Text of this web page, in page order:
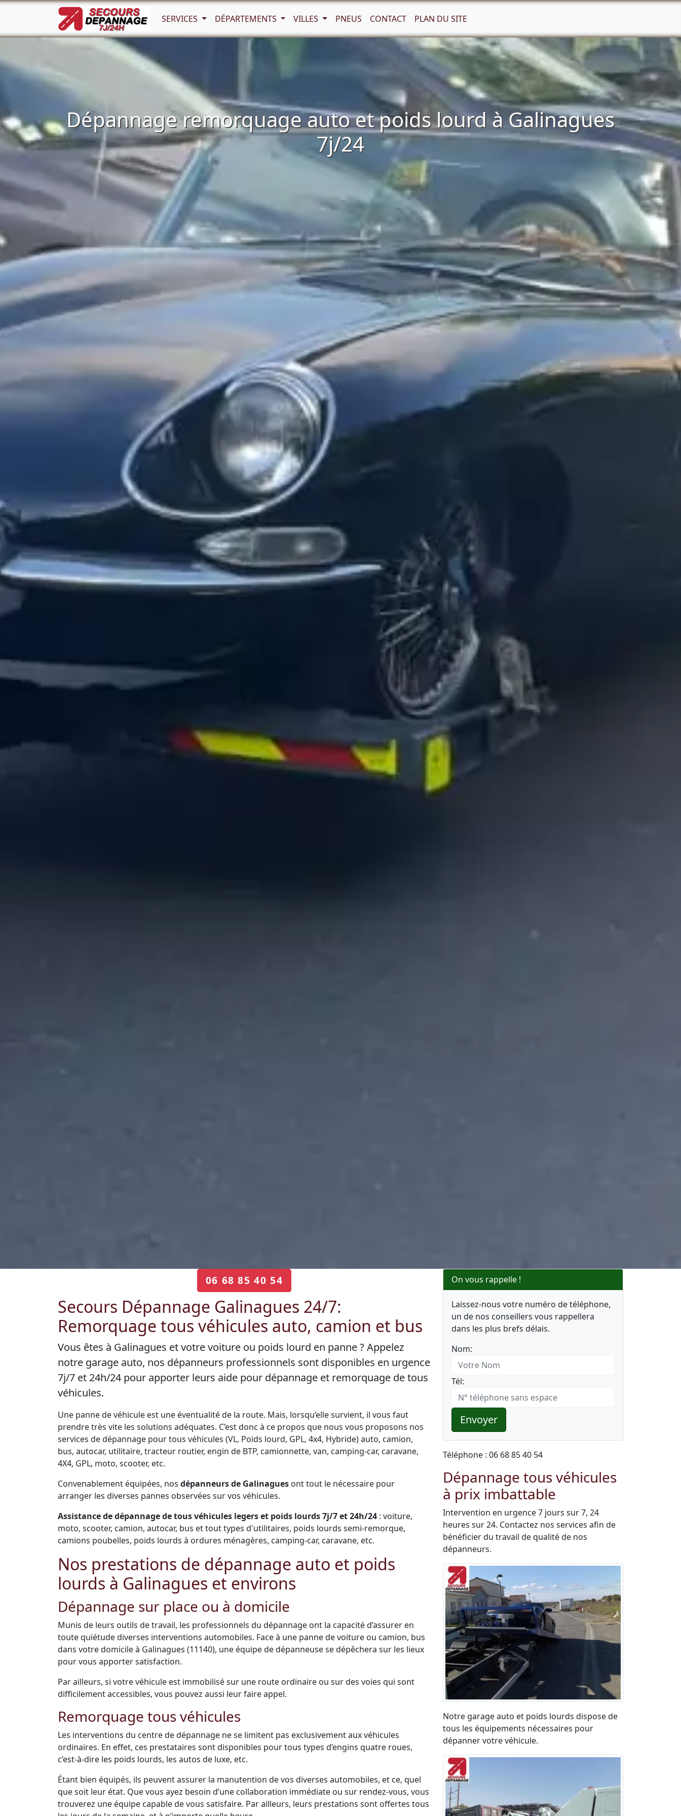
SERVICES DÉPARTEMENTS VILLES PNEUS CONTACT PLAN DU SITE
Dépannage remorquage auto et poids lourd à Galinagues
7j/24
06 68 85 40 54
Secours Dépannage Galinagues 24/7:
Remorquage tous véhicules auto, camion et bus
Vous êtes à Galinagues et votre voiture ou poids lourd en panne ? Appelez
notre garage auto, nos dépanneurs professionnels sont disponibles en urgence
7j/7 et 24h/24 pour apporter leurs aide pour dépannage et remorquage de tous
véhicules.
Une panne de véhicule est une éventualité de la route. Mais, lorsqu’elle survient, il vous faut
prendre très vite les solutions adéquates. C’est donc à ce propos que nous vous proposons nos
services de dépannage pour tous véhicules (VL, Poids lourd, GPL, 4x4, Hybride) auto, camion,
bus, autocar, utilitaire, tracteur routier, engin de BTP, camionnette, van, camping-car, caravane,
4X4, GPL, moto, scooter, etc.
Convenablement équipées, nos dépanneurs de Galinagues ont tout le nécessaire pour
arranger les diverses pannes observées sur vos véhicules.
Assistance de dépannage de tous véhicules legers et poids lourds 7j/7 et 24h/24 : voiture,
moto, scooter, camion, autocar, bus et tout types d'utilitaires, poids lourds semi-remorque,
camions poubelles, poids lourds à ordures ménagères, camping-car, caravane, etc.
Nos prestations de dépannage auto et poids
lourds à Galinagues et environs
Dépannage sur place ou à domicile
Munis de leurs outils de travail, les professionnels du dépannage ont la capacité d’assurer en
toute quiétude diverses interventions automobiles. Face à une panne de voiture ou camion, bus
dans votre domicile à Galinagues (11140), une équipe de dépanneuse se dépêchera sur les lieux
pour vous apporter satisfaction.
Par ailleurs, si votre véhicule est immobilisé sur une route ordinaire ou sur des voies qui sont
difficilement accessibles, vous pouvez aussi leur faire appel.
Remorquage tous véhicules
Les interventions du centre de dépannage ne se limitent pas exclusivement aux véhicules
ordinaires. En effet, ces prestataires sont disponibles pour tous types d’engins quatre roues,
c’est-à-dire les poids lourds, les autos de luxe, etc.
Étant bien équipés, ils peuvent assurer la manutention de vos diverses automobiles, et ce, quel
que soit leur état. Que vous ayez besoin d’une collaboration immédiate ou sur rendez-vous, vous
trouverez une équipe capable de vous satisfaire. Par ailleurs, leurs prestations sont offertes tous
On vous rappelle !
Laissez-nous votre numéro de téléphone,
un de nos conseillers vous rappellera
dans les plus brefs délais.
Nom:
Tél:
Envoyer
Téléphone : 06 68 85 40 54
Dépannage tous véhicules
à prix imbattable
Intervention en urgence 7 jours sur 7, 24
heures sur 24. Contactez nos services afin de
bénéficier du travail de qualité de nos
dépanneurs.
Notre garage auto et poids lourds dispose de
tous les équipements nécessaires pour
dépanner votre véhicule.